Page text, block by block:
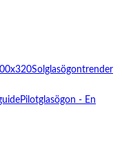
Solglasögontrender
Pilotglasögon - En